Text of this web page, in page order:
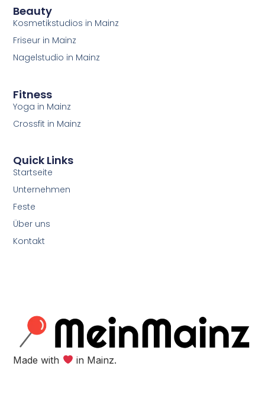
Made with in Mainz.​
Beauty
Kosmetikstudios in Mainz
Friseur in Mainz
Nagelstudio in Mainz
Fitness
Yoga in Mainz
Crossfit in Mainz
Quick Links
Startseite
Unternehmen
Feste
Über uns
Kontakt